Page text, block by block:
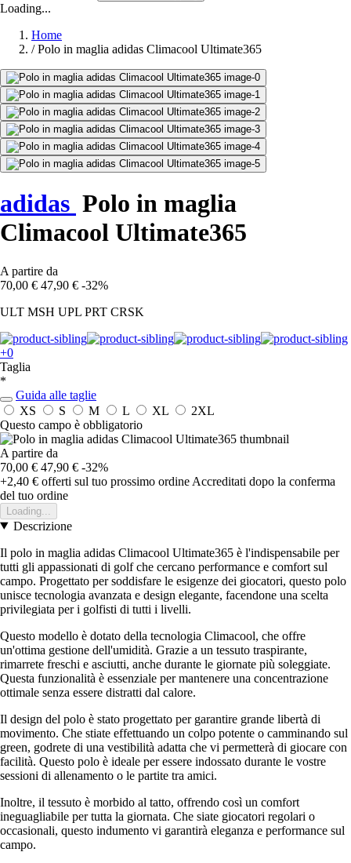
Loading...
Home
/ Polo in maglia adidas Climacool Ultimate365
adidas Polo in maglia
Climacool Ultimate365
A partire da
70,00 € 47,90 € -32%
ULT MSH UPL PRT CRSK
+0
Taglia
*
Guida alle taglie
XS
S M L XL
2XL
Questo campo è obbligatorio
A partire da
70,00 € 47,90 € -32%
+2,40 € offerti sul tuo prossimo ordine Accreditati dopo la conferma
del tuo ordine
Loading...
Descrizione
Il polo in maglia adidas Climacool Ultimate365 è l'indispensabile per
tutti gli appassionati di golf che cercano performance e comfort sul
campo. Progettato per soddisfare le esigenze dei giocatori, questo polo
unisce tecnologia avanzata e design elegante, facendone una scelta
privilegiata per i golfisti di tutti i livelli.
Questo modello è dotato della tecnologia Climacool, che offre
un'ottima gestione dell'umidità. Grazie a un tessuto traspirante,
rimarrete freschi e asciutti, anche durante le giornate più soleggiate.
Questa funzionalità è essenziale per mantenere una concentrazione
ottimale senza essere distratti dal calore.
Il design del polo è stato progettato per garantire grande libertà di
movimento. Che stiate effettuando un colpo potente o camminando sul
green, godrete di una vestibilità adatta che vi permetterà di giocare con
facilità. Questo polo è ideale per essere indossato durante le vostre
sessioni di allenamento o le partite tra amici.
Inoltre, il tessuto è morbido al tatto, offrendo così un comfort
ineguagliabile per tutta la giornata. Che siate giocatori regolari o
occasionali, questo indumento vi garantirà eleganza e performance sul
campo.